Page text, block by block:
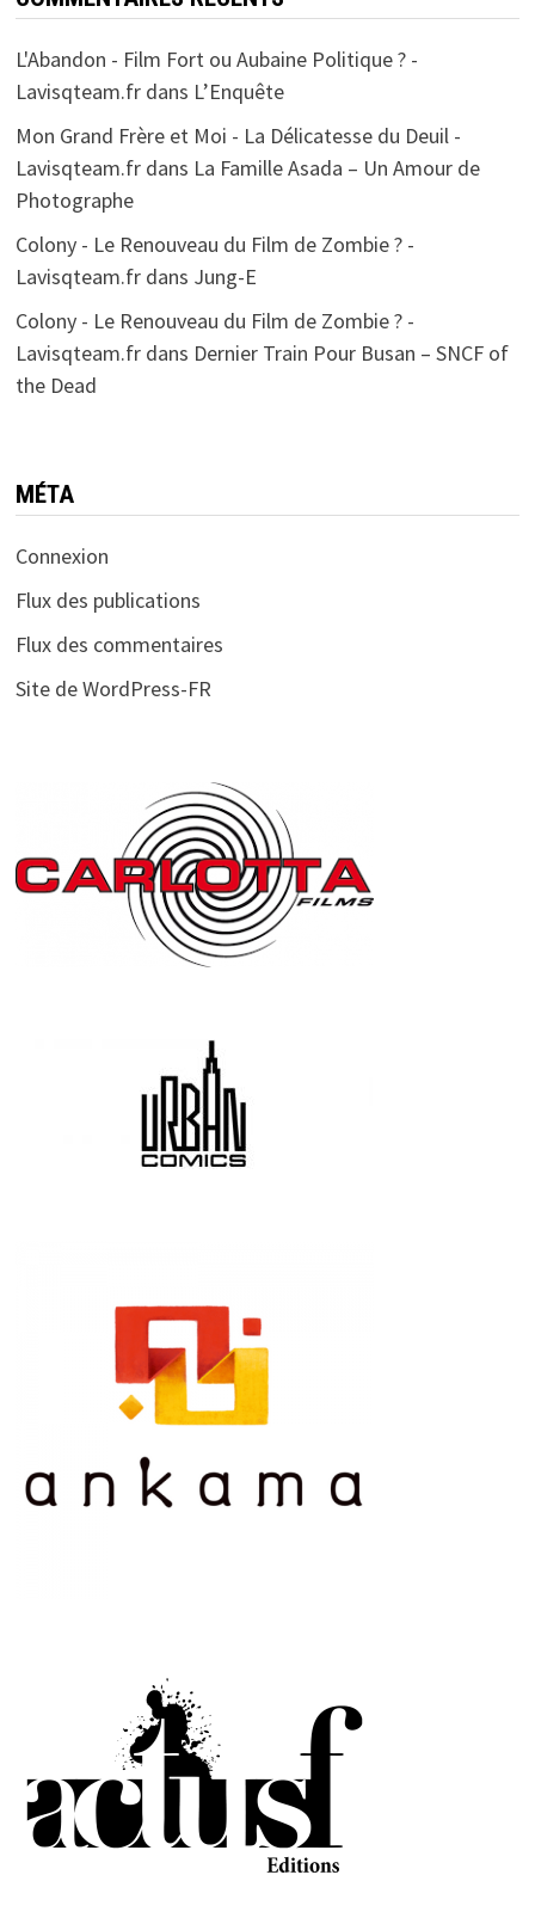
L'Abandon - Film Fort ou Aubaine Politique ? -
Lavisqteam.frdans L’Enquête
Mon Grand Frère et Moi - La Délicatesse du Deuil -
Lavisqteam.frdans La Famille Asada – Un Amour de
Photographe
Colony - Le Renouveau du Film de Zombie ? -
Lavisqteam.frdans Jung-E
Colony - Le Renouveau du Film de Zombie ? -
Lavisqteam.frdans Dernier Train Pour Busan – SNCF of
the Dead
MÉTA
Connexion
Flux des publications
Flux des commentaires
Site de WordPress-FR